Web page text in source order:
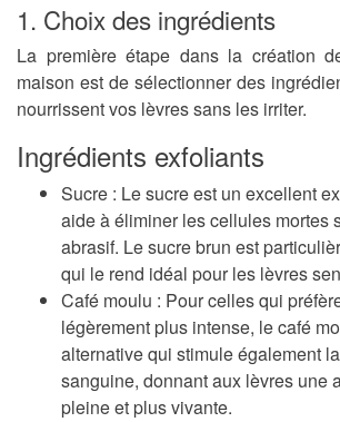
1. Choix des ingrédients
La première étape dans la création
maison est de sélectionner des
nourrissent vos lèvres sans les irriter.
Ingrédients exfoliants
Sucre : Le sucre est un excellent
aide à éliminer les cellules mortes
abrasif. Le sucre brun est
qui le rend idéal pour les lèvres
Café moulu : Pour celles qui
légèrement plus intense, le café
alternative qui stimule également
sanguine, donnant aux lèvres une
pleine et plus vivante.